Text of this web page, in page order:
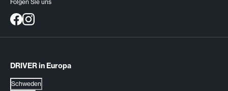
Folgen Sie uns
DRIVER in Europa
Schweden